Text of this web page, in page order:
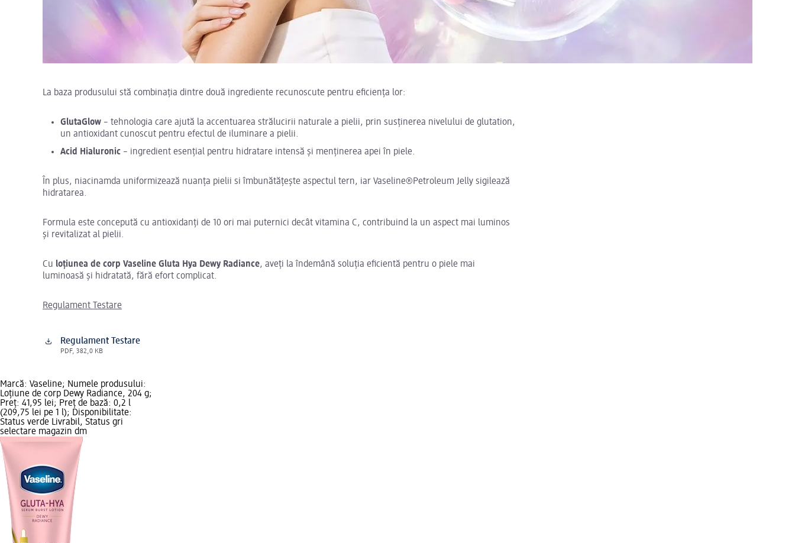
La baza produsului stă combinația dintre două ingrediente recunoscute pentru eficiența lor:
GlutaGlow – tehnologia care ajută la accentuarea strălucirii naturale a pielii, prin susținerea nivelului de glutation,
un antioxidant cunoscut pentru efectul de iluminare a pielii.
Acid Hialuronic – ingredient esențial pentru hidratare intensă și menținerea apei în piele.
În plus, niacinamda uniformizează nuanța pielii si îmbunătățește aspectul tern, iar Vaseline®Petroleum Jelly sigilează
hidratarea.
Formula este concepută cu antioxidanți de 10 ori mai puternici decât vitamina C, contribuind la un aspect mai luminos
și revitalizat al pielii.
Cu loțiunea de corp Vaseline Gluta Hya Dewy Radiance, aveți la îndemână soluția eficientă pentru o piele mai
luminoasă și hidratată, fără efort complicat.
Regulament Testare
Regulament Testare
PDF, 382,0 KB
Marcă: Vaseline; Numele produsului:
Loțiune de corp Dewy Radiance, 204 g;
Preț: 41,95 lei; Preț de bază: 0,2 l
(209,75 lei pe 1 l); Disponibilitate:
Status verde Livrabil, Status gri
selectare magazin dm